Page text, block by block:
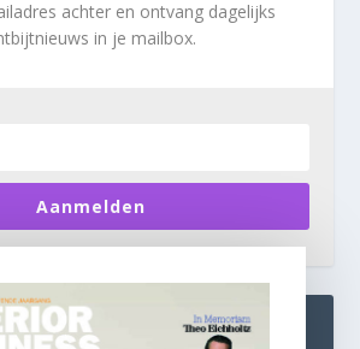
achter en ontvang dagelijks
in je mailbox.
Aanmelden
LIVE: